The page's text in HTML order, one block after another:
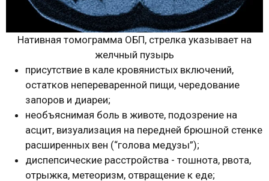
Нативная томограмма ОБП, стрелка указывает на
желчный пузырь
присутствие в кале кровянистых включений,
остатков непереваренной пищи, чередование
запоров и диареи;
необъяснимая боль в животе, подозрение на
асцит, визуализация на передней брюшной стенке
расширенных вен (“голова медузы”);
диспепсические расстройства - тошнота, рвота,
отрыжка, метеоризм, отвращение к еде;